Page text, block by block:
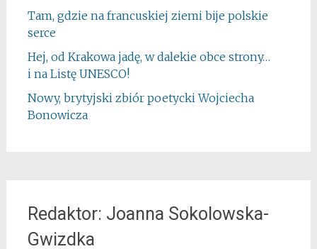
Tam, gdzie na francuskiej ziemi bije polskie
serce
Hej, od Krakowa jadę, w dalekie obce strony…
i na Listę UNESCO!
Nowy, brytyjski zbiór poetycki Wojciecha
Bonowicza
Redaktor: Joanna Sokolowska-
Gwizdka